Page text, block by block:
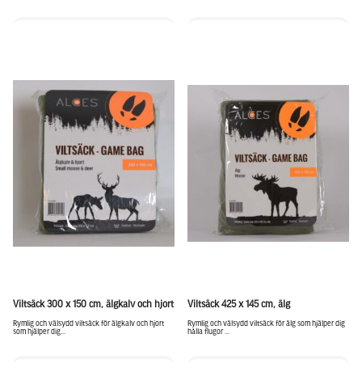
Viltsäck 300 x 150 cm, älgkalv och hjort
Rymlig och välsydd viltsäck för älgkalv och hjort
som hjälper dig...
Viltsäck 425 x 145 cm, älg
Rymlig och välsydd viltsäck för älg som hjälper dig
hålla flugor ...